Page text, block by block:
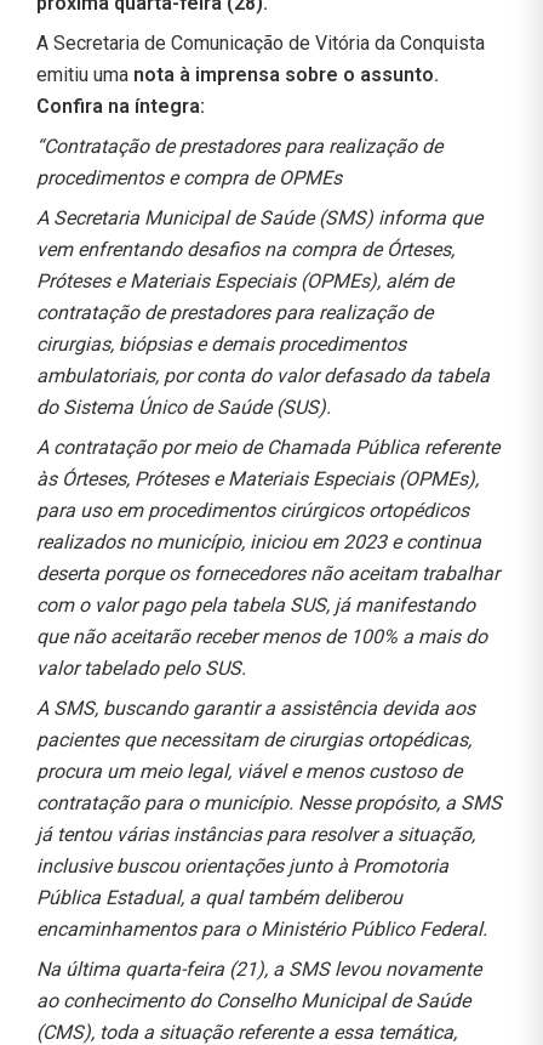
A Secretaria de Comunicação de Vitória da Conquista
emitiu uma nota à imprensa sobre o assunto.
Confira na íntegra:
“Contratação de prestadores para realização de
procedimentos e compra de OPMEs
A Secretaria Municipal de Saúde (SMS) informa que
vem enfrentando desafios na compra de Órteses,
Próteses e Materiais Especiais (OPMEs), além de
contratação de prestadores para realização de
cirurgias, biópsias e demais procedimentos
ambulatoriais, por conta do valor defasado da tabela
do Sistema Único de Saúde (SUS).
A contratação por meio de Chamada Pública referente
às Órteses, Próteses e Materiais Especiais (OPMEs),
para uso em procedimentos cirúrgicos ortopédicos
realizados no município, iniciou em 2023 e continua
deserta porque os fornecedores não aceitam trabalhar
com o valor pago pela tabela SUS, já manifestando
que não aceitarão receber menos de 100% a mais do
valor tabelado pelo SUS.
A SMS, buscando garantir a assistência devida aos
pacientes que necessitam de cirurgias ortopédicas,
procura um meio legal, viável e menos custoso de
contratação para o município. Nesse propósito, a SMS
já tentou várias instâncias para resolver a situação,
inclusive buscou orientações junto à Promotoria
Pública Estadual, a qual também deliberou
encaminhamentos para o Ministério Público Federal.
Na última quarta-feira (21), a SMS levou novamente
ao conhecimento do Conselho Municipal de Saúde
(CMS), toda a situação referente a essa temática,